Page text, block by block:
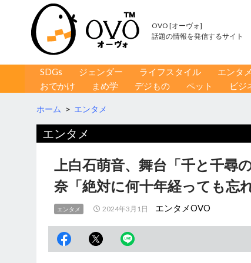
OVO [オーヴォ]
話題の情報を発信するサイト
コンテンツへ移動
SDGs ジェンダー ライフスタイル エンタメ
おでかけ
まめ学 デジもの ペット ビジ
ホーム > エンタメ
エンタメ
上白石萌音、舞台「千と千尋
奈「絶対に何十年経っても忘
エンタメ 2024年3月1日 エンタメOVO